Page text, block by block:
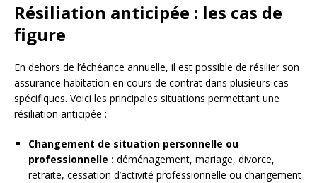
Résiliation anticipée : les cas de
figure
En dehors de l’échéance annuelle, il est possible de résilier son
assurance habitation en cours de contrat dans plusieurs cas
spécifiques. Voici les principales situations permettant une
résiliation anticipée :
Changement de situation personnelle ou
professionnelle : déménagement, mariage, divorce,
retraite, cessation d’activité professionnelle ou changement